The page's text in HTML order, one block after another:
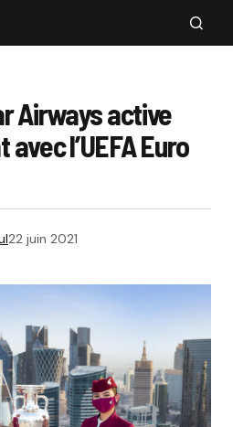
Airways active
l’UEFA Euro
22 juin 2021